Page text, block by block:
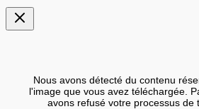
Nous avons détecté du contenu
l'image que vous avez téléchargée.
avons refusé votre processus de